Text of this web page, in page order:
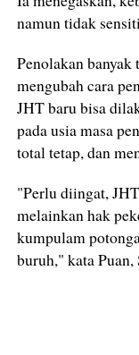
namun tidak
Penolakan
mengubah cara
JHT baru bisa
pada usia masa
total tetap, dan
"Perlu diingat,
melainkan hak
kumpulam
buruh," kata